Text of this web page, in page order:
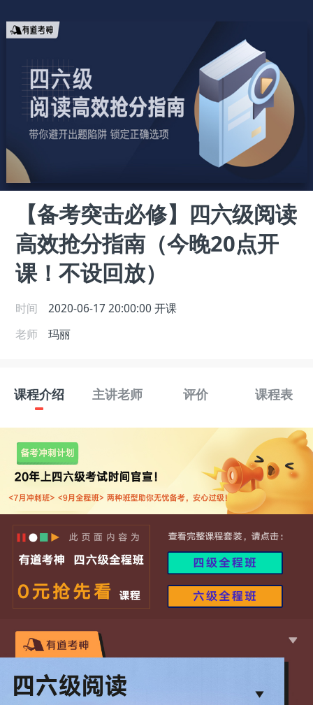
【备考突击必修】四六级阅读
高效抢分指南（今晚20点开
课！不设回放）
时间 2020-06-17 20:00:00 开课
老师
玛丽
课程介绍 主讲老师 评价 课程表